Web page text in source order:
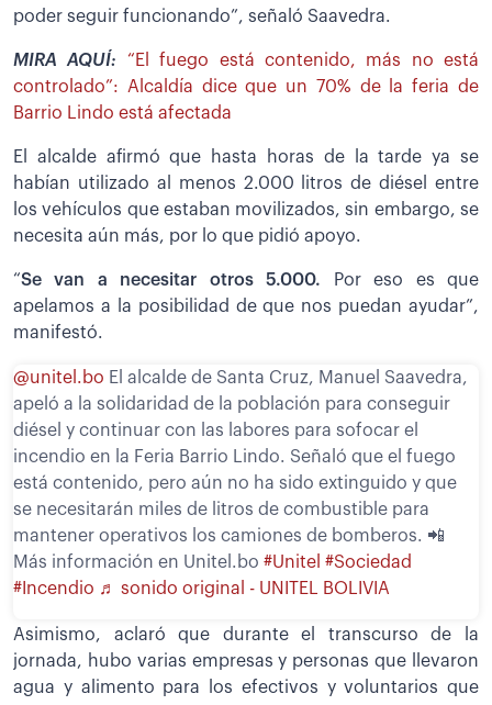
poder seguir funcionando”, señaló Saavedra.
MIRA AQUÍ:
“El fuego está contenido, más no está
controlado”: Alcaldía dice que un 70% de la feria de
Barrio Lindo está afectada
El alcalde afirmó que hasta horas de la tarde ya se
habían utilizado al menos 2.000 litros de diésel entre
los vehículos que estaban movilizados, sin embargo, se
necesita aún más, por lo que pidió apoyo.
“Se van a necesitar otros 5.000. Por eso es que
apelamos a la posibilidad de que nos puedan ayudar”,
manifestó.
@unitel.bo El alcalde de Santa Cruz, Manuel Saavedra,
apeló a la solidaridad de la población para conseguir
diésel y continuar con las labores para sofocar el
incendio en la Feria Barrio Lindo. Señaló que el fuego
está contenido, pero aún no ha sido extinguido y que
se necesitarán miles de litros de combustible para
mantener operativos los camiones de bomberos. 📲
Más información en Unitel.bo #Unitel #Sociedad
#Incendio ♬ sonido original - UNITEL BOLIVIA
Asimismo, aclaró que durante el transcurso de la
jornada, hubo varias empresas y personas que llevaron
agua y alimento para los efectivos y voluntarios que